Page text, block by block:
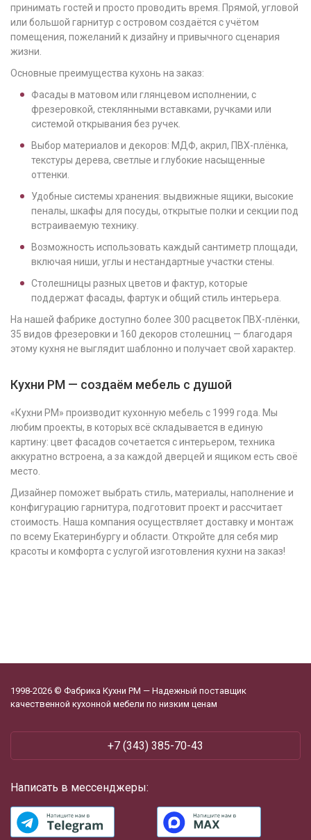
принимать гостей и просто проводить время. Прямой, угловой
или большой гарнитур с островом создаётся с учётом
помещения, пожеланий к дизайну и привычного сценария
жизни.
Основные преимущества кухонь на заказ:
Фасады в матовом или глянцевом исполнении, с
фрезеровкой, стеклянными вставками, ручками или
системой открывания без ручек.
Выбор материалов и декоров: МДФ, акрил, ПВХ-плёнка,
текстуры дерева, светлые и глубокие насыщенные
оттенки.
Удобные системы хранения: выдвижные ящики, высокие
пеналы, шкафы для посуды, открытые полки и секции под
встраиваемую технику.
Возможность использовать каждый сантиметр площади,
включая ниши, углы и нестандартные участки стены.
Столешницы разных цветов и фактур, которые
поддержат фасады, фартук и общий стиль интерьера.
На нашей фабрике доступно более 300 расцветок ПВХ-плёнки,
35 видов фрезеровки и 160 декоров столешниц — благодаря
этому кухня не выглядит шаблонно и получает свой характер.
Кухни РМ — создаём мебель с душой
«Кухни РМ» производит кухонную мебель с 1999 года. Мы
любим проекты, в которых всё складывается в единую
картину: цвет фасадов сочетается с интерьером, техника
аккуратно встроена, а за каждой дверцей и ящиком есть своё
место.
Дизайнер поможет выбрать стиль, материалы, наполнение и
конфигурацию гарнитура, подготовит проект и рассчитает
стоимость. Наша компания осуществляет доставку и монтаж
по всему Екатеринбургу и области. Откройте для себя мир
красоты и комфорта с услугой изготовления кухни на заказ!
1998-2026 © Фабрика Кухни РМ — Надежный поставщик
качественной кухонной мебели по низким ценам
‪+7 (343) 385-70-43
Написать в мессенджеры: